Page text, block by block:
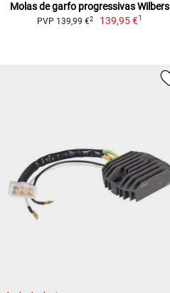
Molas de garfo progressivas Wilbers
PVP 139,99 €2 139,95 €1